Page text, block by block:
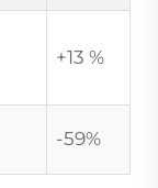
+13 %
-59%